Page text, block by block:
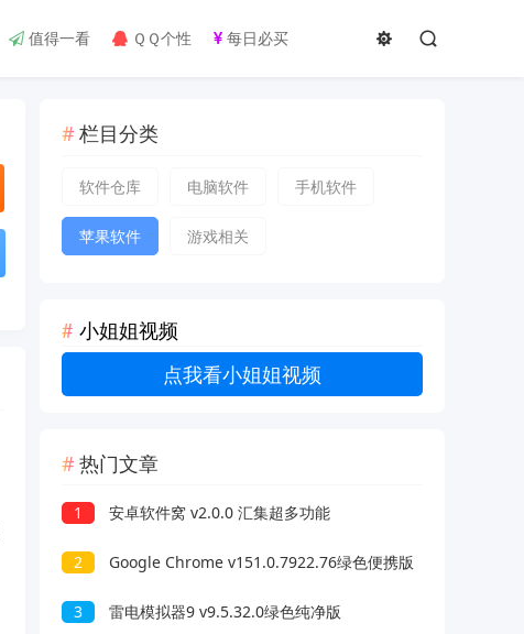
值得一看 ＱＱ个性 每日必买
栏目分类
软件仓库 电脑软件 手机软件
苹果软件 游戏相关
小姐姐视频
点我看小姐姐视频
热门文章
1 安卓软件窝 v2.0.0 汇集超多功能
2 Google Chrome v151.0.7922.76绿色便携版
3 雷电模拟器9 v9.5.32.0绿色纯净版